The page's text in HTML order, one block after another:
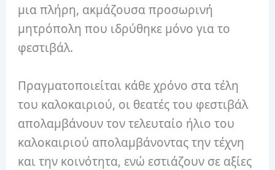
μια πλήρη, ακμάζουσα προσωρινή
μητρόπολη που ιδρύθηκε μόνο για το
φεστιβάλ.
Πραγματοποιείται κάθε χρόνο στα τέλη
του καλοκαιριού, οι θεατές του φεστιβάλ
απολαμβάνουν τον τελευταίο ήλιο του
καλοκαιριού απολαμβάνοντας την τέχνη
και την κοινότητα, ενώ εστιάζουν σε αξίες